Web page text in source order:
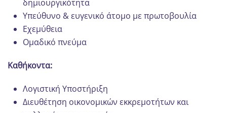
δημιουργικότητα
Υπεύθυνο & ευγενικό άτομο με πρωτοβουλία
Εχεμύθεια
Ομαδικό πνεύμα
Καθήκοντα:
Λογιστική Υποστήριξη
Διευθέτηση οικονομικών εκκρεμοτήτων και